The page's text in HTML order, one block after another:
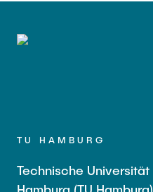
TU HAMBURG
Technische Universität